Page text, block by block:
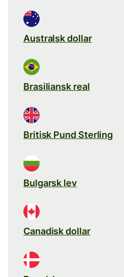
Australsk dollar
Brasiliansk real
Britisk Pund Sterling
Bulgarsk lev
Canadisk dollar